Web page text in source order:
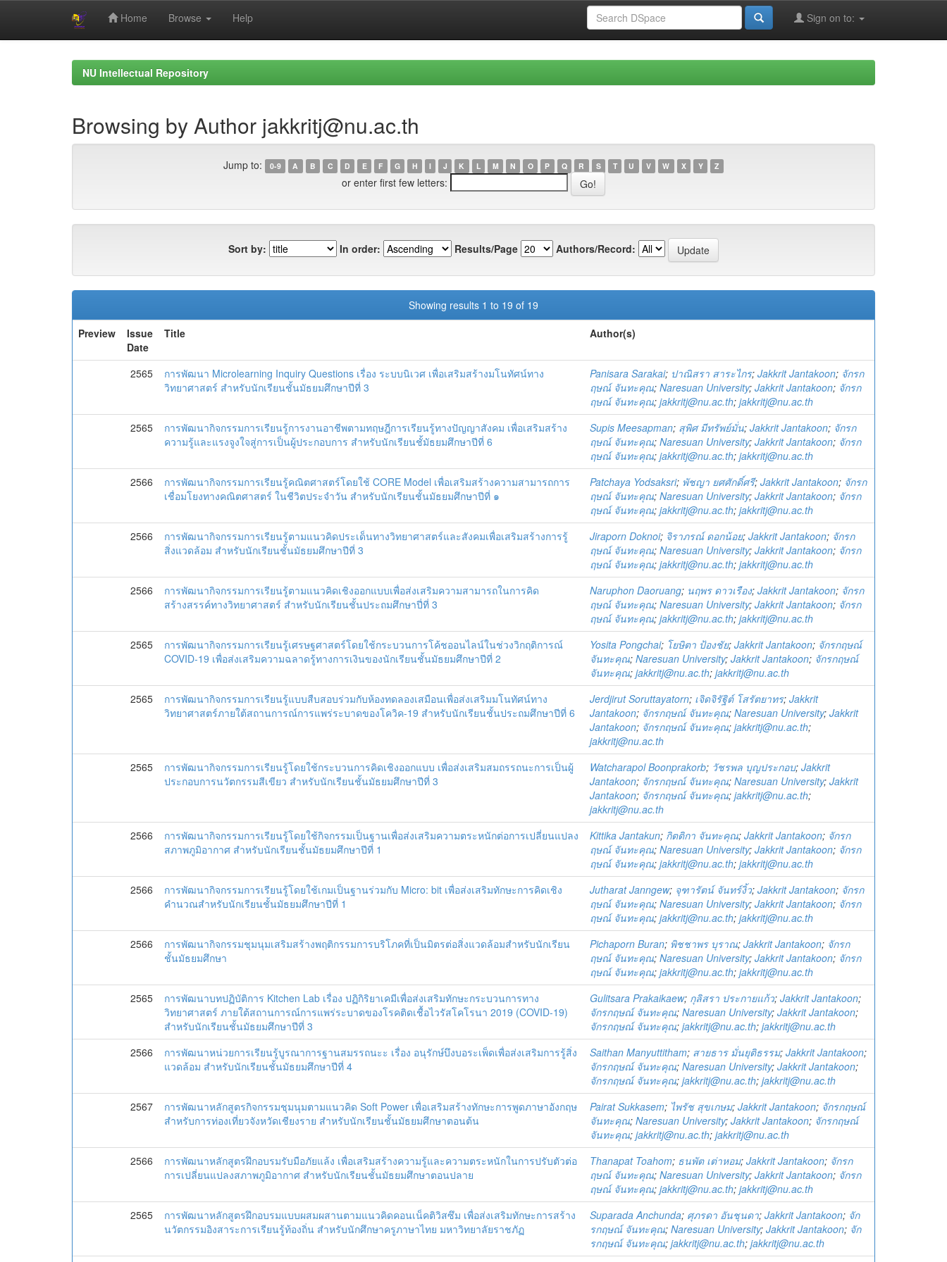
Home Browse Help Sign on to:
NU Intellectual Repository
Browsing by Author jakkritj@nu.ac.th
Jump to: 0-9 A B C D E F G H I J K L M N O P Q R S T U V W X Y Z
or enter first few letters:
Sort by: In order: Results/Page Authors/Record:
Showing results 1 to 19 of 19
Preview
Issue
Date
Title Author(s)
2565
การพัฒนา Microlearning Inquiry Questions เรื่อง ระบบนิเวศ เพื่อเสริมสร้างมโนทัศน์ทาง
วิทยาศาสตร์ สำหรับนักเรียนชั้นมัธยมศึกษาปีที่ 3
Panisara Sarakai; ปาณิสรา สาระไกร; Jakkrit Jantakoon; จักรก
ฤษณ์ จันทะคุณ; Naresuan University; Jakkrit Jantakoon; จักรก
ฤษณ์ จันทะคุณ; jakkritj@nu.ac.th; jakkritj@nu.ac.th
2565
การพัฒนากิจกรรมการเรียนรู้การงานอาชีพตามทฤษฎีการเรียนรู้ทางปัญญาสังคม เพื่อเสริมสร้าง
ความรู้และแรงจูงใจสู่การเป็นผู้ประกอบการ สำหรับนักเรียนชั้มัธยมศึกษาปีที่ 6
Supis Meesapman; สุพิศ มีทรัพย์มั่น; Jakkrit Jantakoon; จักรก
ฤษณ์ จันทะคุณ; Naresuan University; Jakkrit Jantakoon; จักรก
ฤษณ์ จันทะคุณ; jakkritj@nu.ac.th; jakkritj@nu.ac.th
2566
การพัฒนากิจกรรมการเรียนรู้คณิตศาสตร์โดยใช้ CORE Model เพื่อเสริมสร้างความสามารถการ
เชื่อมโยงทางคณิตศาสตร์ ในชีวิตประจำวัน สำหรับนักเรียนชั้นมัธยมศึกษาปีที่ ๑
Patchaya Yodsaksri; พัชญา ยศศักดิ์ศรี; Jakkrit Jantakoon; จักรก
ฤษณ์ จันทะคุณ; Naresuan University; Jakkrit Jantakoon; จักรก
ฤษณ์ จันทะคุณ; jakkritj@nu.ac.th; jakkritj@nu.ac.th
2566
การพัฒนากิจกรรมการเรียนรู้ตามแนวคิดประเด็นทางวิทยาศาสตร์และสังคมเพื่อเสริมสร้างการรู้
สิ่งแวดล้อม สำหรับนักเรียนชั้นมัธยมศึกษาปีที่ 3
Jiraporn Doknoi; จิราภรณ์ ดอกน้อย; Jakkrit Jantakoon; จักรก
ฤษณ์ จันทะคุณ; Naresuan University; Jakkrit Jantakoon; จักรก
ฤษณ์ จันทะคุณ; jakkritj@nu.ac.th; jakkritj@nu.ac.th
2566
การพัฒนากิจกรรมการเรียนรู้ตามแนวคิดเชิงออกแบบเพื่อส่งเสริมความสามารถในการคิด
สร้างสรรค์ทางวิทยาศาสตร์ สำหรับนักเรียนชั้นประถมศึกษาปี่ที่ 3
Naruphon Daoruang; นฤพร ดาวเรือง; Jakkrit Jantakoon; จักรก
ฤษณ์ จันทะคุณ; Naresuan University; Jakkrit Jantakoon; จักรก
ฤษณ์ จันทะคุณ; jakkritj@nu.ac.th; jakkritj@nu.ac.th
2565
การพัฒนากิจกรรมการเรียนรู้เศรษฐศาสตร์โดยใช้กระบวนการโค้ชออนไลน์ในช่วงวิกฤติการณ์
COVID-19 เพื่อส่งเสริมความฉลาดรู้ทางการเงินของนักเรียนชั้นมัธยมศึกษาปีที่ 2
Yosita Pongchai; โยษิตา ป้องชัย; Jakkrit Jantakoon; จักรกฤษณ์
จันทะคุณ; Naresuan University; Jakkrit Jantakoon; จักรกฤษณ์
จันทะคุณ; jakkritj@nu.ac.th; jakkritj@nu.ac.th
2565
การพัฒนากิจกรรมการเรียนรู้แบบสืบสอบร่วมกับห้องทดลองเสมือนเพื่อส่งเสริมมโนทัศน์ทาง
วิทยาศาสตร์ภายใต้สถานการณ์การแพร่ระบาดของโควิค-19 สำหรับนักเรียนชั้นประถมศึกษาปีที่ 6
Jerdjirut Soruttayatorn; เจิดจิรัฐิต์ โสรัตยาทร; Jakkrit
Jantakoon; จักรกฤษณ์ จันทะคุณ; Naresuan University; Jakkrit
Jantakoon; จักรกฤษณ์ จันทะคุณ; jakkritj@nu.ac.th;
jakkritj@nu.ac.th
2565
การพัฒนากิจกรรมการเรียนรู้โดยใช้กระบวนการคิดเชิงออกแบบ เพื่อส่งเสริมสมถรรถนะการเป็นผู้
ประกอบการนวัตกรรมสีเขียว สำหรับนักเรียนชั้นมัธยมศึกษาปีที่ 3
Watcharapol Boonprakorb; วัชรพล บุญประกอบ; Jakkrit
Jantakoon; จักรกฤษณ์ จันทะคุณ; Naresuan University; Jakkrit
Jantakoon; จักรกฤษณ์ จันทะคุณ; jakkritj@nu.ac.th;
jakkritj@nu.ac.th
2566
การพัฒนากิจกรรมการเรียนรู้โดยใช้กิจกรรมเป็นฐานเพื่อส่งเสริมความตระหนักต่อการเปลี่ยนแปลง
สภาพภูมิอากาศ สำหรับนักเรียนชั้นมัธยมศึกษาปีที่ 1
Kittika Jantakun; กิตติกา จันทะคุณ; Jakkrit Jantakoon; จักรก
ฤษณ์ จันทะคุณ; Naresuan University; Jakkrit Jantakoon; จักรก
ฤษณ์ จันทะคุณ; jakkritj@nu.ac.th; jakkritj@nu.ac.th
2566
การพัฒนากิจกรรมการเรียนรู้โดยใช้เกมเป็นฐานร่วมกับ Micro: bit เพื่อส่งเสริมทักษะการคิดเชิง
คำนวณสำหรับนักเรียนชั้นมัธยมศึกษาปีที่ 1
Jutharat Janngew; จุฑารัตน์ จันทร์งิ้ว; Jakkrit Jantakoon; จักรก
ฤษณ์ จันทะคุณ; Naresuan University; Jakkrit Jantakoon; จักรก
ฤษณ์ จันทะคุณ; jakkritj@nu.ac.th; jakkritj@nu.ac.th
2566
การพัฒนากิจกรรมชุมนุมเสริมสร้างพฤติกรรมการบริโภคที่เป็นมิตรต่อสิ่งแวดล้อมสำหรับนักเรียน
ชั้นมัธยมศึกษา
Pichaporn Buran; พิชชาพร บุราณ; Jakkrit Jantakoon; จักรก
ฤษณ์ จันทะคุณ; Naresuan University; Jakkrit Jantakoon; จักรก
ฤษณ์ จันทะคุณ; jakkritj@nu.ac.th; jakkritj@nu.ac.th
2565
การพัฒนาบทปฏิบัติการ Kitchen Lab เรื่อง ปฏิกิริยาเคมีเพื่อส่งเสริมทักษะกระบวนการทาง
วิทยาศาสตร์ ภายใต้สถานการณ์การแพร่ระบาดของโรคติดเชื้อไวรัสโคโรนา 2019 (COVID-19)
สำหรับนักเรียนชั้นมัธยมศึกษาปีที่ 3
Gulitsara Prakaikaew; กุลิสรา ประกายแก้ว; Jakkrit Jantakoon;
จักรกฤษณ์ จันทะคุณ; Naresuan University; Jakkrit Jantakoon;
จักรกฤษณ์ จันทะคุณ; jakkritj@nu.ac.th; jakkritj@nu.ac.th
2566
การพัฒนาหน่วยการเรียนรู้บูรณาการฐานสมรรถนะะ เรื่อง อนุรักษ์บึงบอระเพ็ดเพื่อส่งเสริมการรู้สิ่ง
แวดล้อม สำหรับนักเรียนชั้นมัธยมศึกษาปีที่ 4
Saithan Manyuttitham; สายธาร มั่นยุติธรรม; Jakkrit Jantakoon;
จักรกฤษณ์ จันทะคุณ; Naresuan University; Jakkrit Jantakoon;
จักรกฤษณ์ จันทะคุณ; jakkritj@nu.ac.th; jakkritj@nu.ac.th
2567
การพัฒนาหลักสูตรกิจกรรมชุมนุมตามแนวคิด Soft Power เพื่อเสริมสร้างทักษะการพูดภาษาอังกฤษ
สำหรับการท่องเที่ยวจังหวัดเชียงราย สำหรับนักเรียนชั้นมัธยมศึกษาตอนต้น
Pairat Sukkasem; ไพรัช สุขเกษม; Jakkrit Jantakoon; จักรกฤษณ์
จันทะคุณ; Naresuan University; Jakkrit Jantakoon; จักรกฤษณ์
จันทะคุณ; jakkritj@nu.ac.th; jakkritj@nu.ac.th
2566
การพัฒนาหลักสูตรฝึกอบรมรับมือภัยแล้ง เพื่อเสริมสร้างความรู้และความตระหนักในการปรับตัวต่อ
การเปลี่ยนแปลงสภาพภูมิอากาศ สำหรับนักเรียนชั้นมัธยมศึกษาตอนปลาย
Thanapat Toahom; ธนพัต เต่าหอม; Jakkrit Jantakoon; จักรก
ฤษณ์ จันทะคุณ; Naresuan University; Jakkrit Jantakoon; จักรก
ฤษณ์ จันทะคุณ; jakkritj@nu.ac.th; jakkritj@nu.ac.th
2565
การพัฒนาหลักสูตรฝึกอบรมแบบผสมผสานตามแนวคิดคอนเน็คติวิสซึม เพื่อส่งเสริมทักษะการสร้าง
นวัตกรรมอิงสาระการเรียนรู้ท้องถิ่น สำหรับนักศึกษาครูภาษาไทย มหาวิทยาลัยราชภัฏ
Suparada Anchunda; ศุภรดา อันชุนดา; Jakkrit Jantakoon; จัก
รกฤษณ์ จันทะคุณ; Naresuan University; Jakkrit Jantakoon; จัก
รกฤษณ์ จันทะคุณ; jakkritj@nu.ac.th; jakkritj@nu.ac.th